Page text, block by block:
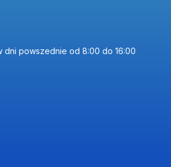
dni powszednie od 8:00 do 16:00